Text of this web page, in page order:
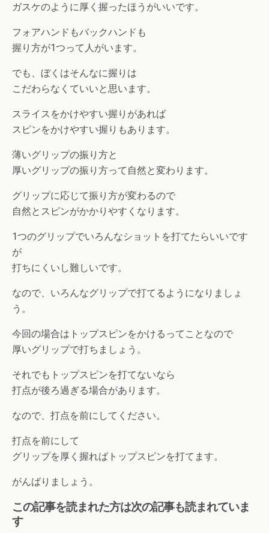
ガスケのように厚く握ったほうがいいです。
フォアハンドもバックハンドも
握り方が1つって人がいます。
でも、ぼくはそんなに握りは
こだわらなくていいと思います。
スライスをかけやすい握りがあれば
スピンをかけやすい握りもあります。
薄いグリップの振り方と
厚いグリップの振り方って自然と変わります。
グリップに応じて振り方が変わるので
自然とスピンがかかりやすくなります。
1つのグリップでいろんなショットを打てたらいいです
が
打ちにくいし難しいです。
なので、いろんなグリップで打てるようになりましょ
う。
今回の場合はトップスピンをかけるってことなので
厚いグリップで打ちましょう。
それでもトップスピンを打てないなら
打点が後ろ過ぎる場合があります。
なので、打点を前にしてください。
打点を前にして
グリップを厚く握ればトップスピンを打てます。
がんばりましょう。
この記事を読まれた方は次の記事も読まれていま
す